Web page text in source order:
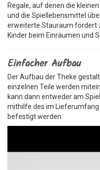
Regale, auf denen die
und die Spiellebensmittel
erweiterte Stauraum fördert
Kinder beim Einräumen und
Einfacher Aufbau
Der Aufbau der Theke
einzelnen Teile werden
kann dann entweder am
mithilfe des im
befestigt werden.